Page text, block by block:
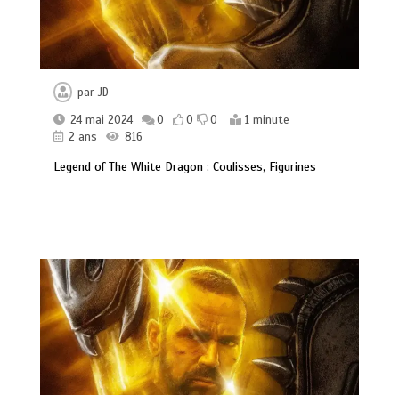
parJD
24 mai 2024
0 0 0
1 minute
2 ans
816
Legend of The White Dragon : Coulisses, Figurines